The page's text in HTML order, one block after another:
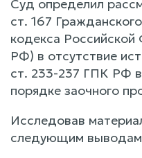
Суд определил
ст. 167
кодекса
РФ) в отсутствие
ст. 233-237 ГПК РФ в
порядке заочного
Исследовав
следующим